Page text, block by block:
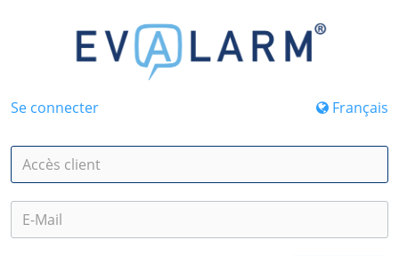
Se connecter Français